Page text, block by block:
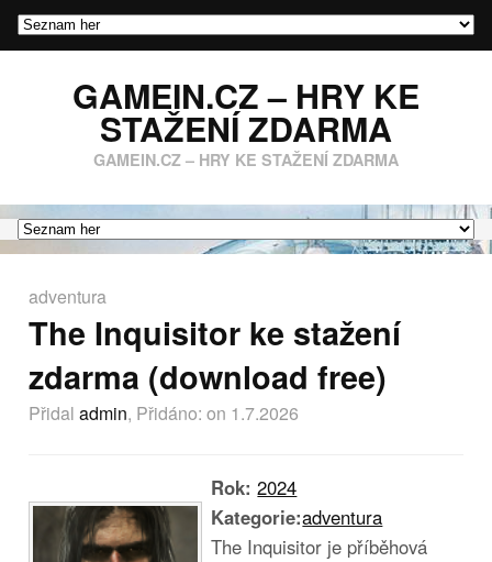
GAMEIN.CZ – HRY KE
STAŽENÍ ZDARMA
GAMEIN.CZ – HRY KE STAŽENÍ ZDARMA
adventura
The Inquisitor ke stažení
zdarma (download free)
Přidal admin, Přidáno: on 1.7.2026
Rok:2024
Kategorie:adventura
The Inquisitor je příběhová